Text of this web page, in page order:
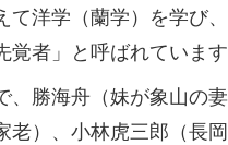
て洋学（蘭学）を学び
者」と呼ばれています
、勝海舟（妹が象山の
老）、小林虎三郎（長